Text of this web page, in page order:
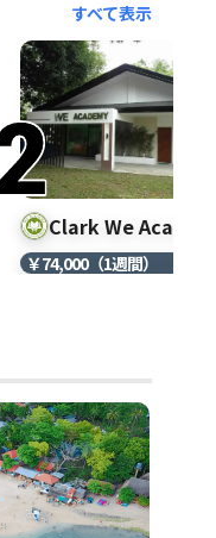
すべて表示
Clark We
￥74,000（1週間）